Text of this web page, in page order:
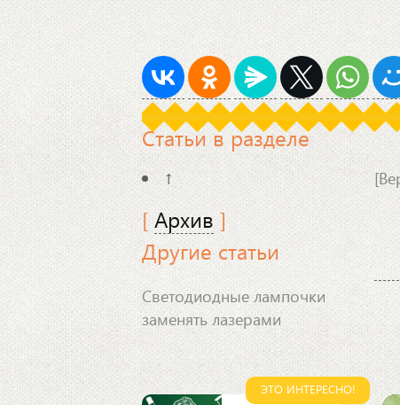
Статьи в разделе
↑
[ Архив]
Другие статьи
Светодиодные лампочки
заменять лазерами
ЭТО ИНТЕРЕСНО!